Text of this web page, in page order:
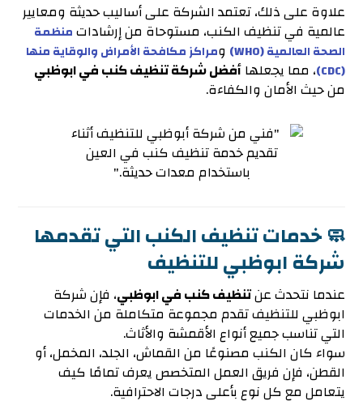
علاوة على ذلك، تعتمد الشركة على أساليب حديثة ومعايير
عالمية في تنظيف الكنب، مستوحاة من إرشاداتمنظمة
الصحة العالمية (WHO)
ومراكز مكافحة الأمراض والوقاية منها
(CDC)
، مما يجعلهاأفضل شركة تنظيف كنب في ابوظبي
من حيث الأمان والكفاءة.
🧼 خدمات تنظيف الكنب التي تقدمها
شركة ابوظبي للتنظيف
عندما نتحدث عنتنظيف كنب في ابوظبي، فإن شركة
ابوظبي للتنظيف تقدم مجموعة متكاملة من الخدمات
التي تناسب جميع أنواع الأقمشة والأثاث.
سواء كان الكنب مصنوعًا من القماش، الجلد، المخمل، أو
القطن، فإن فريق العمل المتخصص يعرف تمامًا كيف
يتعامل مع كل نوع بأعلى درجات الاحترافية.